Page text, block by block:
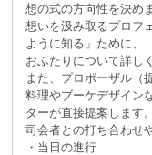
想の式の方向性を決め
想いを汲み取るプロフ
ように知る」ために、
おふたりについて詳し
また、プロポーザル（
料理やブーケデザイン
ターが直接提案します。
司会者との打ち合わせ
・当日の進行